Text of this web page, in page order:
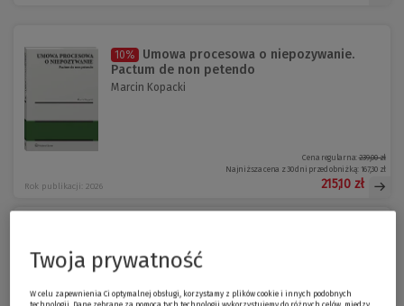
10%
Umowa procesowa o niepozywanie.
Pactum de non petendo
Marcin Kopacki
Rok publikacji: 2026
Cena regularna:239,00 zł
Najniższa cena z 30 dni przed obniżką: 167,30 zł
215,10 zł
Dariusz Kwiatkowski Robert Kosmal
Twoja prywatność
W celu zapewnienia Ci optymalnej obsługi, korzystamy z plików cookie i innych podobnych
technologii. Dane zebrane za pomocą tych technologii wykorzystujemy do różnych celów, między